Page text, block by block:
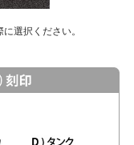
選択ください。